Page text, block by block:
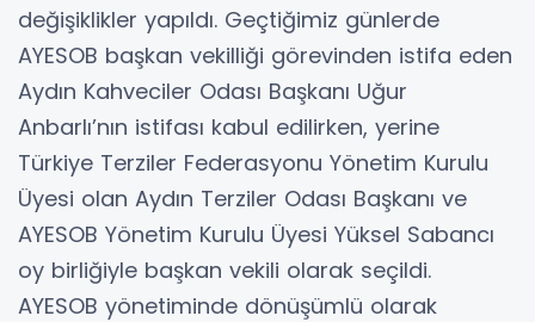
değişiklikler yapıldı. Geçtiğimiz günlerde
AYESOB başkan vekilliği görevinden istifa eden
Aydın Kahveciler Odası Başkanı Uğur
Anbarlı’nın istifası kabul edilirken, yerine
Türkiye Terziler Federasyonu Yönetim Kurulu
Üyesi olan Aydın Terziler Odası Başkanı ve
AYESOB Yönetim Kurulu Üyesi Yüksel Sabancı
oy birliğiyle başkan vekili olarak seçildi.
AYESOB yönetiminde dönüşümlü olarak